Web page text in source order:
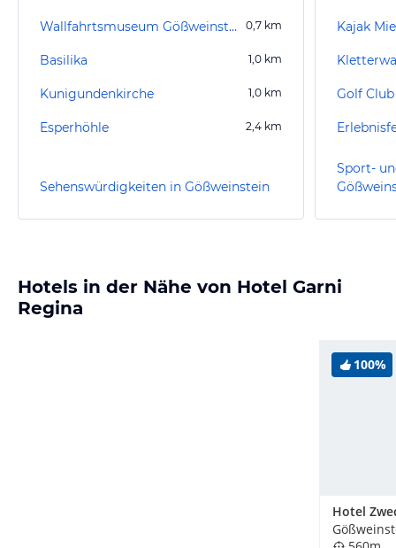
Wallfahrtsmuseum Gößweinstein 0,7 km
Basilika 1,0 km
Kunigundenkirche 1,0 km
Esperhöhle 2,4 km
Sehenswürdigkeiten in Gößweinstein
Sport-
Hotels in der Nähe von Hotel Garni
Regina
100%
Hotel